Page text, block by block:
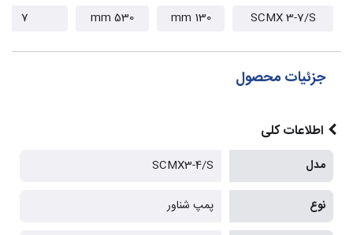
SCMX 3-7/S
130 mm
530 mm
7
جزئیات محصول
اطلاعات کلی
مدل SCMX3-4/S
نوع پمپ شناور